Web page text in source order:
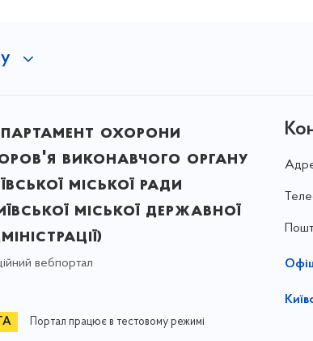
охорони
виконавчого органу
міської ради
міської державної
вебпортал
Портал працює в тестовому режимі